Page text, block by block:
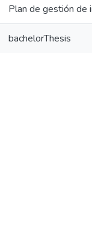
Plan de gestión de
bachelorThesis